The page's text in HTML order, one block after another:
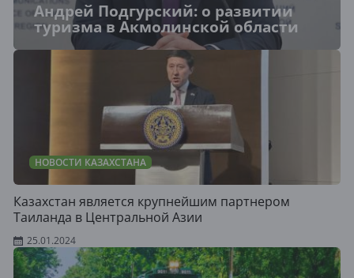
Андрей Подгурский: о развитии
туризма в Акмолинской области
НОВОСТИ КАЗАХСТАНА
Казахстан является крупнейшим партнером
Таиланда в Центральной Азии
25.01.2024